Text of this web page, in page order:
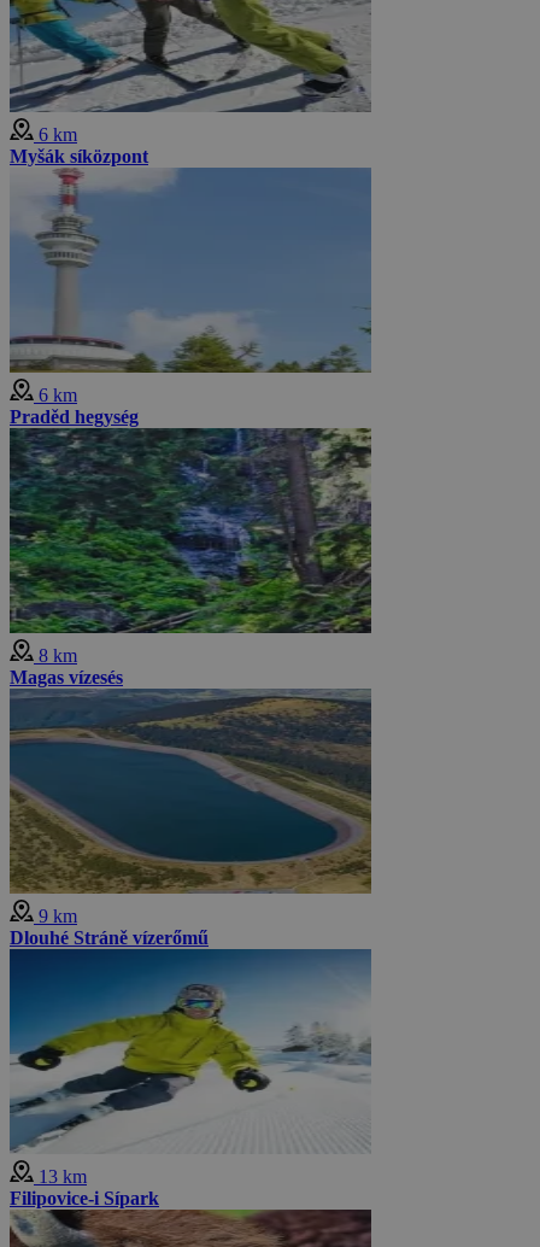
6 km
Myšák síközpont
6 km
Praděd hegység
8 km
Magas vízesés
9 km
Dlouhé Stráně vízerőmű
13 km
Filipovice-i Sípark